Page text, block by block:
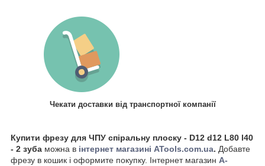
Чекати доставки від транспортної компанії
Купити фрезу для ЧПУ спіральну плоску - D12 d12 L80 l40
- 2 зуба можна в інтернет магазині ATools.com.ua. Добавте
фрезу в кошик і оформите покупку. Інтернет магазин А-